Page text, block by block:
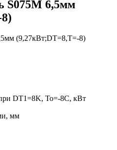
S075M 6,5мм
(9,27кВт;DT=8,Т=-8)
DT1=8K, To=-8C, кВт
мм